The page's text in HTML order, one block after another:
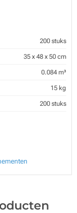
200 stuks
35 x 48 x 50 cm
0.084 m³
15 kg
200 stuks